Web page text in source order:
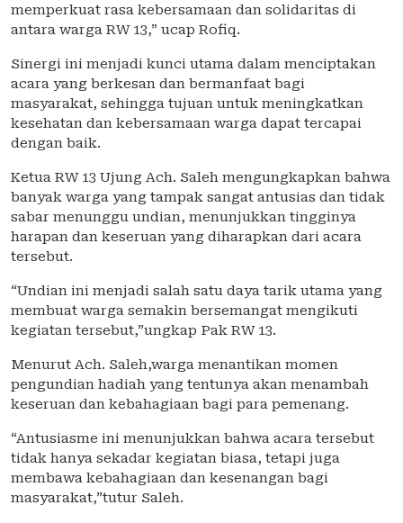
memperkuat rasa kebersamaan dan solidaritas di
antara warga RW 13,” ucap Rofiq.
Sinergi ini menjadi kunci utama dalam menciptakan
acara yang berkesan dan bermanfaat bagi
masyarakat, sehingga tujuan untuk meningkatkan
kesehatan dan kebersamaan warga dapat tercapai
dengan baik.
Ketua RW 13 Ujung Ach. Saleh mengungkapkan bahwa
banyak warga yang tampak sangat antusias dan tidak
sabar menunggu undian, menunjukkan tingginya
harapan dan keseruan yang diharapkan dari acara
tersebut.
“Undian ini menjadi salah satu daya tarik utama yang
membuat warga semakin bersemangat mengikuti
kegiatan tersebut,”ungkap Pak RW 13.
Menurut Ach. Saleh,warga menantikan momen
pengundian hadiah yang tentunya akan menambah
keseruan dan kebahagiaan bagi para pemenang.
“Antusiasme ini menunjukkan bahwa acara tersebut
tidak hanya sekadar kegiatan biasa, tetapi juga
membawa kebahagiaan dan kesenangan bagi
masyarakat,”tutur Saleh.